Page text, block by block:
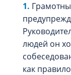
людей он
как